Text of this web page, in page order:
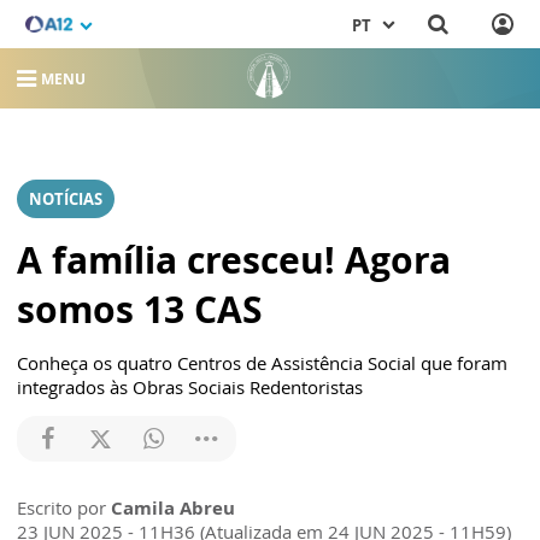
PT
MENU
NOTÍCIAS
A família cresceu! Agora
somos 13 CAS
Conheça os quatro Centros de Assistência Social que foram
integrados às Obras Sociais Redentoristas
Escrito por Camila Abreu
23 JUN 2025 - 11H36 (Atualizada em 24 JUN 2025 - 11H59)